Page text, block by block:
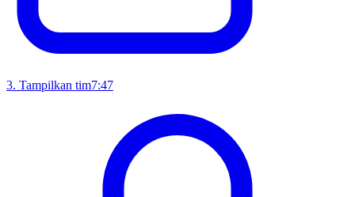
3. Tampilkan tim7:47